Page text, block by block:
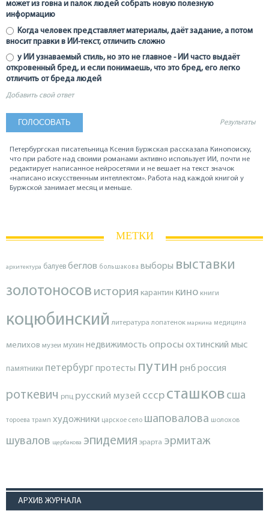
может из говна и палок людей собрать новую полезную
информацию
Когда человек представляет материалы, даёт задание, а потом
вносит правки в ИИ-текст, отличить сложно
у ИИ узнаваемый стиль, но это не главное - ИИ часто выдаёт
откровенный бред, и если понимаешь, что это бред, его легко
отличить от бреда людей
Добавить свой ответ
Результаты
Петербургская писательница Ксения Буржская рассказала Кинопоиску,
что при работе над своими романами активно использует ИИ, почти не
редактирует написанное нейросетями и не вешает на текст значок
«написано искусственным интеллектом». Работа над каждой книгой у
Буржской занимает месяц и меньше.
МЕТКИ
архитектура балуев беглов большакова выборы выставки
золотоносов история карантин кино книги
коцюбинский литература лопатенок маркина медицина
мелихов музеи мухин недвижимость опросы охтинский мыс
памятники петербургпротесты путин рнброссия
роткевич рпц русский музей ссср сташков сша
тороева трамп художники царское село шаповалова шолохов
шувалов щербакова эпидемия эрарта эрмитаж
АРХИВ ЖУРНАЛА